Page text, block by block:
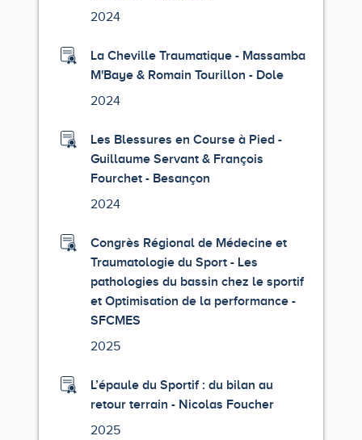
2024
La Cheville Traumatique - Massamba
M'Baye & Romain Tourillon - Dole
2024
Les Blessures en Course à Pied -
Guillaume Servant & François
Fourchet - Besançon
2024
Congrès Régional de Médecine et
Traumatologie du Sport - Les
pathologies du bassin chez le sportif
et Optimisation de la performance -
SFCMES
2025
L’épaule du Sportif : du bilan au
retour terrain - Nicolas Foucher
2025